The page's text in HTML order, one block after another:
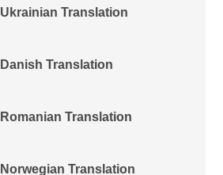
Ukrainian Translation
Danish Translation
Romanian Translation
Norwegian Translation